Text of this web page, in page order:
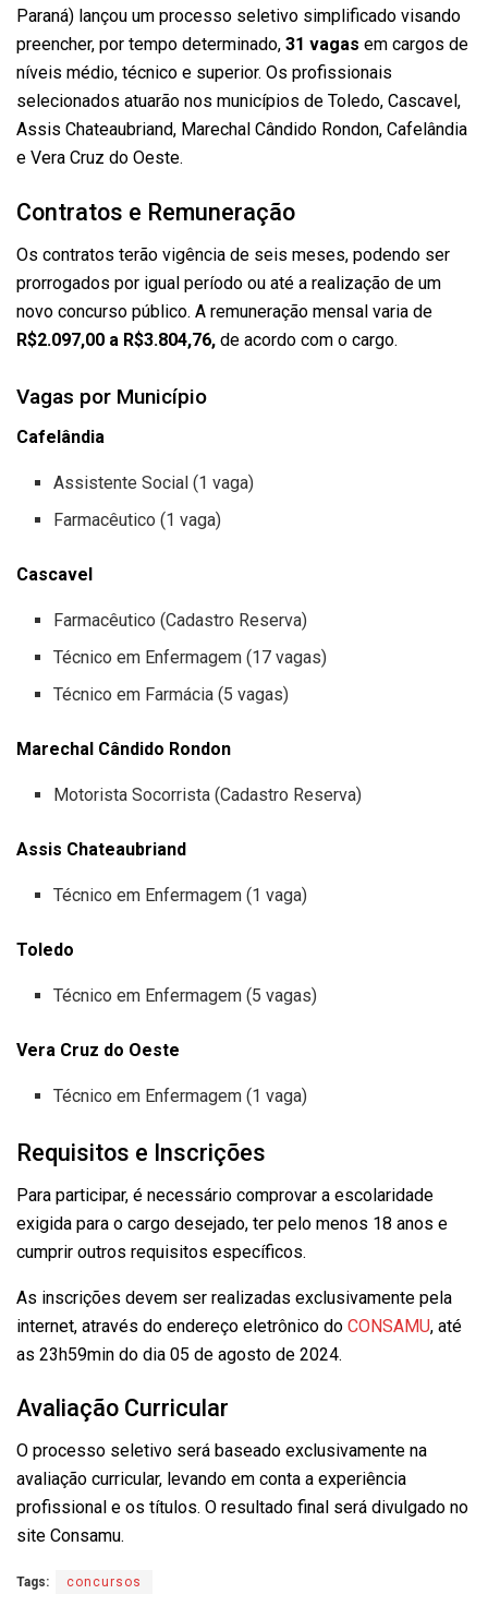
Paraná) lançou um processo seletivo simplificado visando
preencher, por tempo determinado, 31 vagas em cargos de
níveis médio, técnico e superior. Os profissionais
selecionados atuarão nos municípios de Toledo, Cascavel,
Assis Chateaubriand, Marechal Cândido Rondon, Cafelândia
e Vera Cruz do Oeste.
Contratos e Remuneração
Os contratos terão vigência de seis meses, podendo ser
prorrogados por igual período ou até a realização de um
novo concurso público. A remuneração mensal varia de
R$2.097,00 a R$3.804,76, de acordo com o cargo.
Vagas por Município
Cafelândia
Assistente Social (1 vaga)
Farmacêutico (1 vaga)
Cascavel
Farmacêutico (Cadastro Reserva)
Técnico em Enfermagem (17 vagas)
Técnico em Farmácia (5 vagas)
Marechal Cândido Rondon
Motorista Socorrista (Cadastro Reserva)
Assis Chateaubriand
Técnico em Enfermagem (1 vaga)
Toledo
Técnico em Enfermagem (5 vagas)
Vera Cruz do Oeste
Técnico em Enfermagem (1 vaga)
Requisitos e Inscrições
Para participar, é necessário comprovar a escolaridade
exigida para o cargo desejado, ter pelo menos 18 anos e
cumprir outros requisitos específicos.
As inscrições devem ser realizadas exclusivamente pela
internet, através do endereço eletrônico do CONSAMU, até
as 23h59min do dia 05 de agosto de 2024.
Avaliação Curricular
O processo seletivo será baseado exclusivamente na
avaliação curricular, levando em conta a experiência
profissional e os títulos. O resultado final será divulgado no
site Consamu.
Tags: concursos